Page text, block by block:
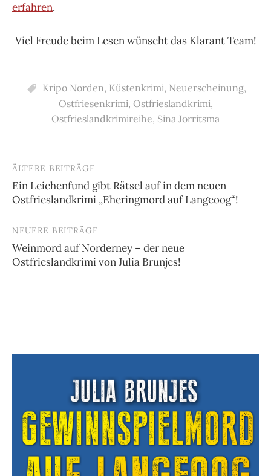
erfahren.
Viel Freude beim Lesen wünscht das Klarant Team!
Kripo Norden, Küstenkrimi, Neuerscheinung,
Ostfriesenkrimi, Ostfrieslandkrimi,
Ostfrieslandkrimireihe, Sina Jorritsma
Beitragsnavigation
ÄLTERE BEITRÄGE
Ein Leichenfund gibt Rätsel auf in dem neuen
Ostfrieslandkrimi „Eheringmord auf Langeoog“!
NEUERE BEITRÄGE
Weinmord auf Norderney – der neue
Ostfrieslandkrimi von Julia Brunjes!